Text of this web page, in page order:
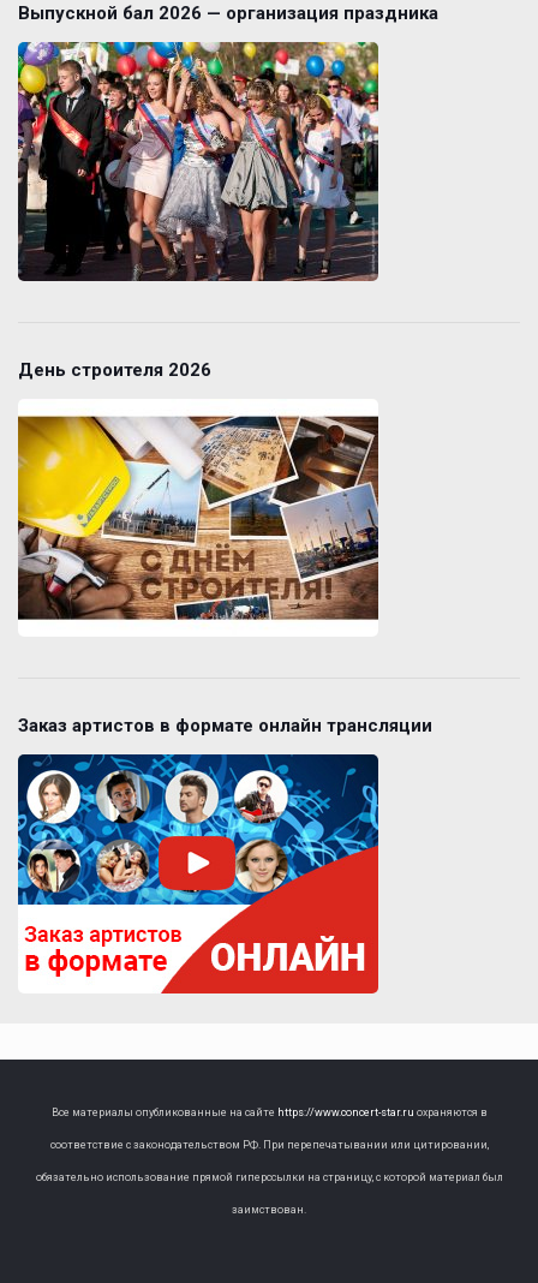
Выпускной бал 2026 — организация праздника
День строителя 2026
Заказ артистов в формате онлайн трансляции
Все материалы опубликованные на сайте https://www.concert-star.ru охраняются в
соответствие с законодательством РФ. При перепечатывании или цитировании,
обязательно использование прямой гиперссылки на страницу, с которой материал был
заимствован.